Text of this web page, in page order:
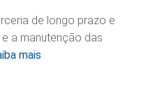
de longo prazo e
a manutenção das
mais